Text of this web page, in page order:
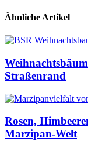
Ähnliche Artikel
Straßenrand
Rosen,
Marzipan-Welt